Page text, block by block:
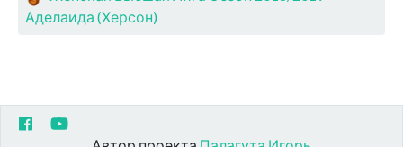
Аделаида (Херсон)